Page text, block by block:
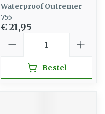
Waterproof Outremer
755
€ 21,95
Bestel